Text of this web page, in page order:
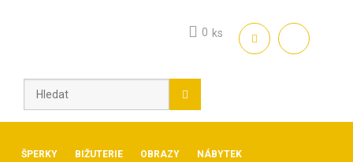
0 ks
ŠPERKY BIŽUTERIE OBRAZY NÁBYTEK